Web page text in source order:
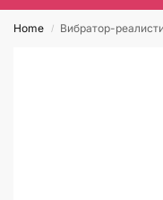
Home / Вибратор-